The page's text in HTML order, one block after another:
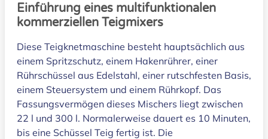
Einführung eines multifunktionalen
kommerziellen Teigmixers
Diese Teigknetmaschine besteht hauptsächlich aus
einem Spritzschutz, einem Hakenrührer, einer
Rührschüssel aus Edelstahl, einer rutschfesten Basis,
einem Steuersystem und einem Rührkopf. Das
Fassungsvermögen dieses Mischers liegt zwischen
22 l und 300 l. Normalerweise dauert es 10 Minuten,
bis eine Schüssel Teig fertig ist. Die